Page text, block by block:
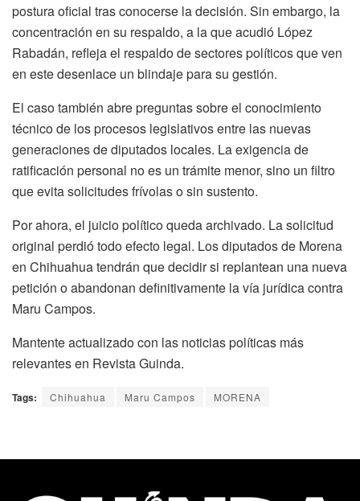
postura oficial tras conocerse la decisión. Sin embargo, la
concentración en su respaldo, a la que acudió López
Rabadán, refleja el respaldo de sectores políticos que ven
en este desenlace un blindaje para su gestión.
El caso también abre preguntas sobre el conocimiento
técnico de los procesos legislativos entre las nuevas
generaciones de diputados locales. La exigencia de
ratificación personal no es un trámite menor, sino un filtro
que evita solicitudes frívolas o sin sustento.
Por ahora, el juicio político queda archivado. La solicitud
original perdió todo efecto legal. Los diputados de Morena
en Chihuahua tendrán que decidir si replantean una nueva
petición o abandonan definitivamente la vía jurídica contra
Maru Campos.
Mantente actualizado con las noticias políticas más
relevantes en Revista Guinda.
Tags: Chihuahua Maru Campos MORENA